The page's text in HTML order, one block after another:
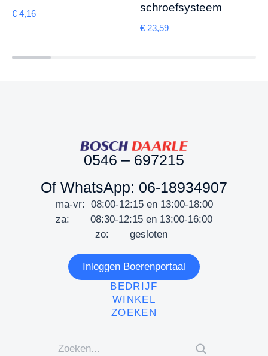
€ 4,16
schroefsysteem
€ 23,59
0546 – 697215
Of WhatsApp: 06-18934907
ma-vr: 08:00-12:15 en 13:00-18:00
za: 08:30-12:15 en 13:00-16:00
zo: gesloten
Inloggen Boerenportaal
BEDRIJF
WINKEL
ZOEKEN